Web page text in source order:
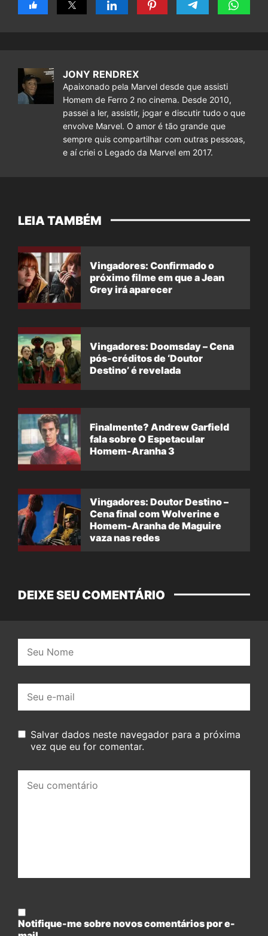
JONY RENDREX
Apaixonado pela Marvel desde que assisti
Homem de Ferro 2 no cinema. Desde 2010,
passei a ler, assistir, jogar e discutir tudo o que
envolve Marvel. O amor é tão grande que
sempre quis compartilhar com outras pessoas,
e aí criei o Legado da Marvel em 2017.
LEIA TAMBÉM
Vingadores: Confirmado o
próximo filme em que a Jean
Grey irá aparecer
Vingadores: Doomsday – Cena
pós-créditos de ‘Doutor
Destino’ é revelada
Finalmente? Andrew Garfield
fala sobre O Espetacular
Homem-Aranha 3
Vingadores: Doutor Destino –
Cena final com Wolverine e
Homem-Aranha de Maguire
vaza nas redes
DEIXE SEU COMENTÁRIO
mail:
Salvar dados neste navegador para a próxima
vez que eu for comentar.
comentário:
Notifique-me sobre novos comentários por e-